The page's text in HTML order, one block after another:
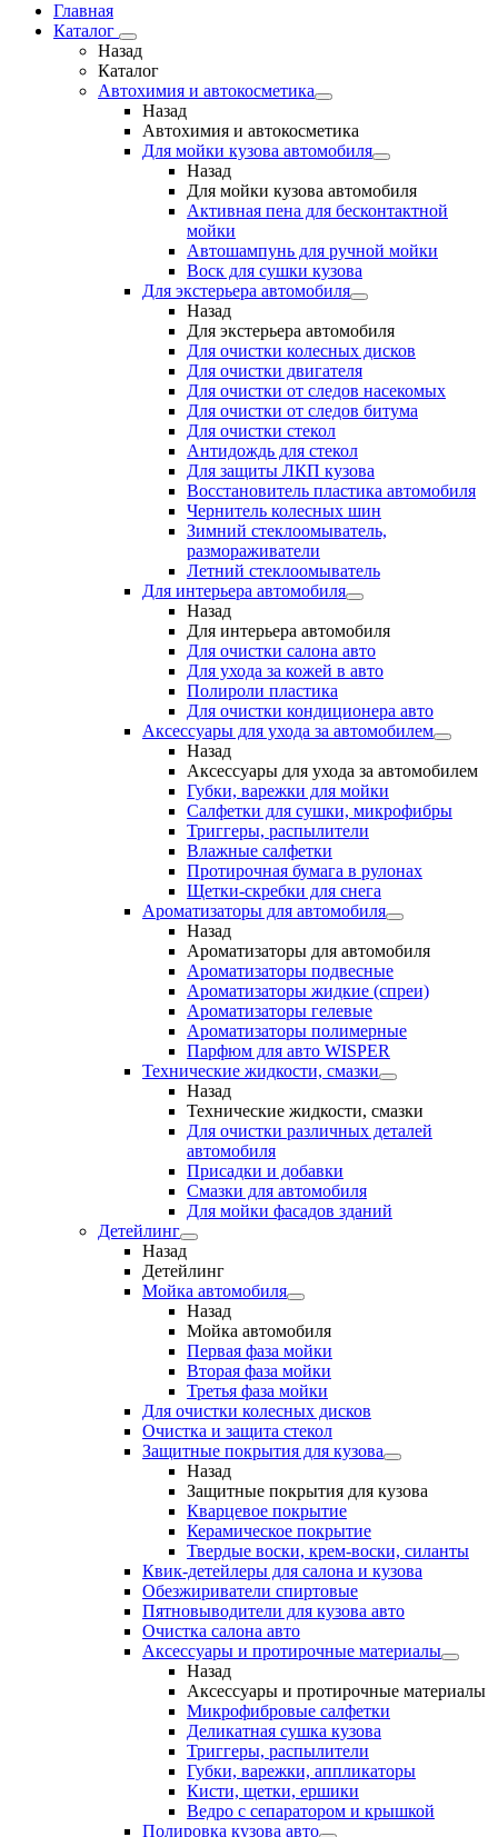
Главная
Каталог
Назад
Каталог
Автохимия и автокосметика
Назад
Автохимия и автокосметика
Для мойки кузова автомобиля
Назад
Для мойки кузова автомобиля
Активная пена для бесконтактной
мойки
Автошампунь для ручной мойки
Воск для сушки кузова
Для экстерьера автомобиля
Назад
Для экстерьера автомобиля
Для очистки колесных дисков
Для очистки двигателя
Для очистки от следов насекомых
Для очистки от следов битума
Для очистки стекол
Антидождь для стекол
Для защиты ЛКП кузова
Восстановитель пластика автомобиля
Чернитель колесных шин
Зимний стеклоомыватель,
размораживатели
Летний стеклоомыватель
Для интерьера автомобиля
Назад
Для интерьера автомобиля
Для очистки салона авто
Для ухода за кожей в авто
Полироли пластика
Для очистки кондиционера авто
Аксессуары для ухода за автомобилем
Назад
Аксессуары для ухода за автомобилем
Губки, варежки для мойки
Салфетки для сушки, микрофибры
Триггеры, распылители
Влажные салфетки
Протирочная бумага в рулонах
Щетки-скребки для снега
Ароматизаторы для автомобиля
Назад
Ароматизаторы для автомобиля
Ароматизаторы подвесные
Ароматизаторы жидкие (спреи)
Ароматизаторы гелевые
Ароматизаторы полимерные
Парфюм для авто WISPER
Технические жидкости, смазки
Назад
Технические жидкости, смазки
Для очистки различных деталей
автомобиля
Присадки и добавки
Смазки для автомобиля
Для мойки фасадов зданий
Детейлинг
Назад
Детейлинг
Мойка автомобиля
Назад
Мойка автомобиля
Первая фаза мойки
Вторая фаза мойки
Третья фаза мойки
Для очистки колесных дисков
Очистка и защита стекол
Защитные покрытия для кузова
Назад
Защитные покрытия для кузова
Кварцевое покрытие
Керамическое покрытие
Твердые воски, крем-воски, силанты
Квик-детейлеры для салона и кузова
Обезжириватели спиртовые
Пятновыводители для кузова авто
Очистка салона авто
Аксессуары и протирочные материалы
Назад
Аксессуары и протирочные материалы
Микрофибровые салфетки
Деликатная сушка кузова
Триггеры, распылители
Губки, варежки, аппликаторы
Кисти, щетки, ершики
Ведро с сепаратором и крышкой
Полировка кузова авто